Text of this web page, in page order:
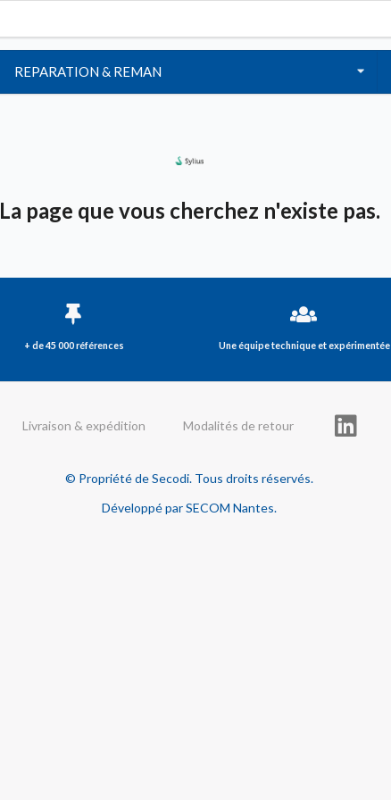
REPARATION & REMAN
La page que vous cherchez n'existe pas.
+ de 45 000 références Une équipe technique et expérimentée
Livraison & expédition Modalités de retour
© Propriété de Secodi. Tous droits réservés.
Développé par SECOM Nantes.